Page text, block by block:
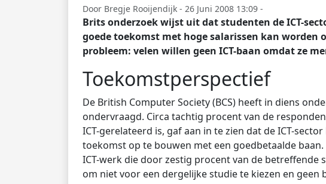
Door Bregje Rooijendijk - 26 Juni 2008 13:09 -
Brits onderzoek wijst uit dat studenten de ICT-
goede toekomst met hoge salarissen kan worden
probleem: velen willen geen ICT-baan omdat ze
Toekomstperspectief
De British Computer Society (BCS) heeft in diens
ondervraagd. Circa tachtig procent van de
ICT-gerelateerd is, gaf aan in te zien dat de ICT-
toekomst op te bouwen met een goedbetaalde
ICT-werk die door zestig procent van de betreffende
om niet voor een dergelijke studie te kiezen en geen